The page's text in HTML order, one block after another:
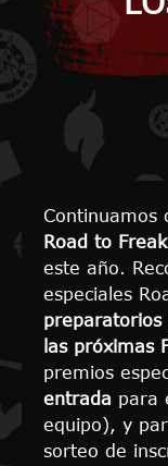
Continuamos
Road to
este año.
especiales
preparatorios
las próximas
premios
entrada para
equipo), y
sorteo de